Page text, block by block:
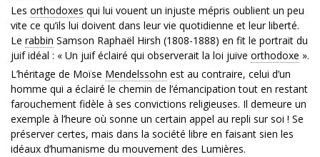
Les orthodoxes qui lui vouent un injuste mépris oublient un peu
vite ce qu’ils lui doivent dans leur vie quotidienne et leur liberté.
Le rabbin Samson Raphaël Hirsh (1808-1888) en fit le portrait du
juif idéal : « Un juif éclairé qui observerait la loi juive orthodoxe ».
L’héritage de Moïse Mendelssohn est au contraire, celui d’un
homme qui a éclairé le chemin de l’émancipation tout en restant
farouchement fidèle à ses convictions religieuses. Il demeure un
exemple à l’heure où sonne un certain appel au repli sur soi ! Se
préserver certes, mais dans la société libre en faisant sien les
idéaux d’humanisme du mouvement des Lumières.